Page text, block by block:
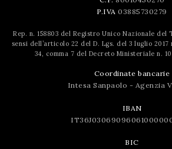
P.IVA 03885730279
Rep. n. 158803 del Registro Unico Nazionale del
sensi dell’articolo 22 del D. Lgs. del 3 luglio
34, comma 7 del Decreto Ministeriale n.
Coordinate bancarie
Intesa Sanpaolo - Agenzia
IBAN
BIC